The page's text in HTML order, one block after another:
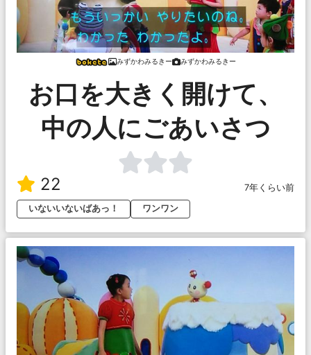
みずかわみるきー みずかわみるきー
お口を大きく開けて、
中の人にごあいさつ
22
7年くらい前
いないいないばあっ！
ワンワン